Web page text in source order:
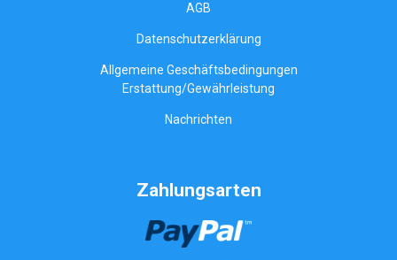
AGB
Datenschutzerklärung
Allgemeine Geschäftsbedingungen
Erstattung/Gewährleistung
Nachrichten
Zahlungsarten